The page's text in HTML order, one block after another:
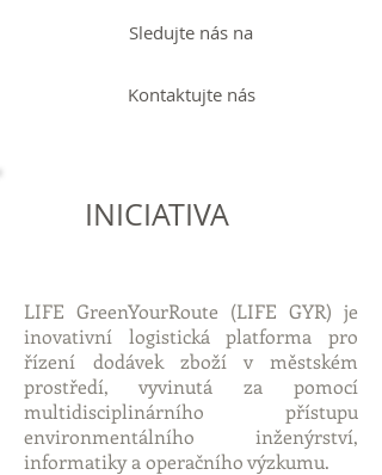
Sledujte nás na
Kontaktujte nás
INICIATIVA
LIFE GreenYourRoute (LIFE GYR) je
inovativní logistická platforma pro
řízení dodávek zboží v městském
prostředí, vyvinutá za pomocí
multidisciplinárního přístupu
environmentálního inženýrství,
informatiky a operačního výzkumu.